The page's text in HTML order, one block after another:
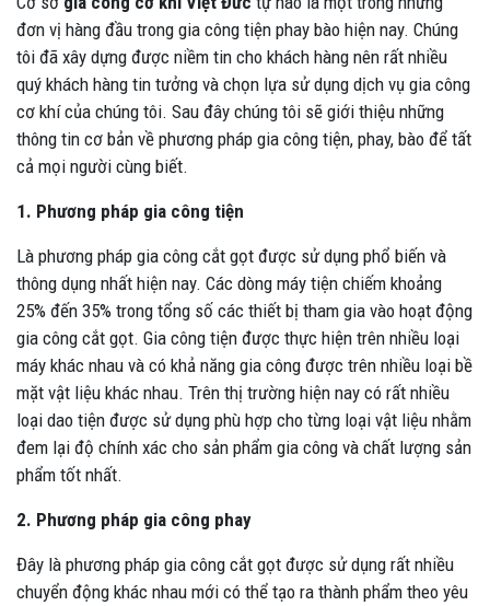
đơn vị hàng đầu trong gia công tiện phay bào hiện nay. Chúng
tôi đã xây dựng được niềm tin cho khách hàng nên rất nhiều
quý khách hàng tin tưởng và chọn lựa sử dụng dịch vụ gia công
cơ khí của chúng tôi. Sau đây chúng tôi sẽ giới thiệu những
thông tin cơ bản về phương pháp gia công tiện, phay, bào để tất
cả mọi người cùng biết.
1. Phương pháp gia công tiện
Là phương pháp gia công cắt gọt được sử dụng phổ biến và
thông dụng nhất hiện nay. Các dòng máy tiện chiếm khoảng
25% đến 35% trong tổng số các thiết bị tham gia vào hoạt động
gia công cắt gọt. Gia công tiện được thực hiện trên nhiều loại
máy khác nhau và có khả năng gia công được trên nhiều loại bề
mặt vật liệu khác nhau. Trên thị trường hiện nay có rất nhiều
loại dao tiện được sử dụng phù hợp cho từng loại vật liệu nhằm
đem lại độ chính xác cho sản phẩm gia công và chất lượng sản
phẩm tốt nhất.
2. Phương pháp gia công phay
Đây là phương pháp gia công cắt gọt được sử dụng rất nhiều
chuyển động khác nhau mới có thể tạo ra thành phẩm theo yêu